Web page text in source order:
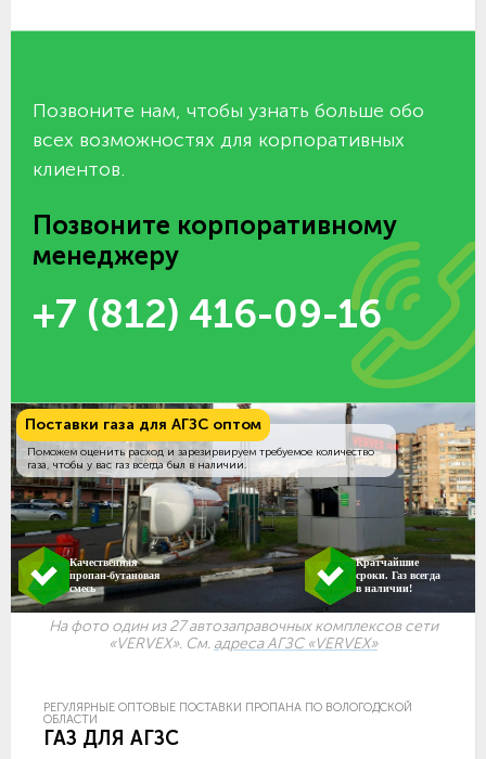
Позвоните нам, чтобы узнать больше обо
всех возможностях для корпоративных
клиентов.
Позвоните корпоративному
менеджеру
+7 (812) 416-09-16
Поставки газа для АГЗС оптом
Поможем оценить расход и зарезирвируем требуемое количество
газа, чтобы у вас газ всегда был в наличии.
Качественная
пропан-бутановая
смесь
Кратчайшие
сроки. Газ всегда
в наличии!
На фото один из 27 автозаправочных комплексов сети
«VERVEX». См. адреса АГЗС «VERVEX»
РЕГУЛЯРНЫЕ ОПТОВЫЕ ПОСТАВКИ ПРОПАНА ПО ВОЛОГОДСКОЙ
ОБЛАСТИ
ГАЗ ДЛЯ АГЗС